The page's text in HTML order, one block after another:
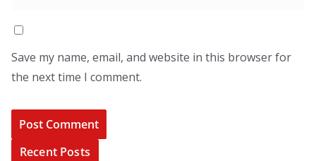
Save my name, email, and website in this browser for
the next time I comment.
Recent Posts